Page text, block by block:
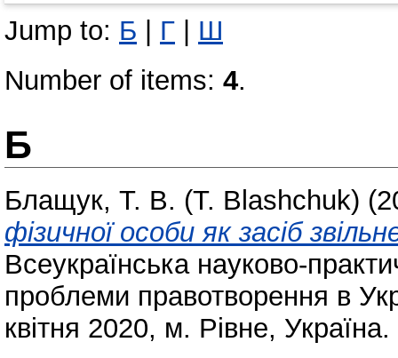
Jump to: Б Г
Ш
Number of items: 4.
Б
Блащук, Т. В. (T. Blashchuk)
фізичної особи як засіб
Всеукраїнська науково-
проблеми правотворення в
квітня 2020, м. Рівне,